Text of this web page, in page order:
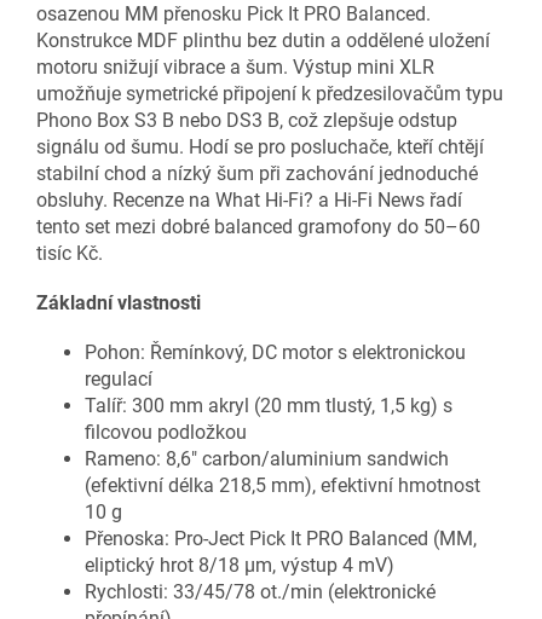
osazenou MM přenosku Pick It PRO Balanced.
Konstrukce MDF plinthu bez dutin a oddělené uložení
motoru snižují vibrace a šum. Výstup mini XLR
umožňuje symetrické připojení k předzesilovačům typu
Phono Box S3 B nebo DS3 B, což zlepšuje odstup
signálu od šumu. Hodí se pro posluchače, kteří chtějí
stabilní chod a nízký šum při zachování jednoduché
obsluhy. Recenze na What Hi-Fi? a Hi-Fi News řadí
tento set mezi dobré balanced gramofony do 50–60
tisíc Kč.
Základní vlastnosti
Pohon: Řemínkový, DC motor s elektronickou
regulací
Talíř: 300 mm akryl (20 mm tlustý, 1,5 kg) s
filcovou podložkou
Rameno: 8,6" carbon/aluminium sandwich
(efektivní délka 218,5 mm), efektivní hmotnost
10 g
Přenoska: Pro-Ject Pick It PRO Balanced (MM,
eliptický hrot 8/18 μm, výstup 4 mV)
Rychlosti: 33/45/78 ot./min (elektronické